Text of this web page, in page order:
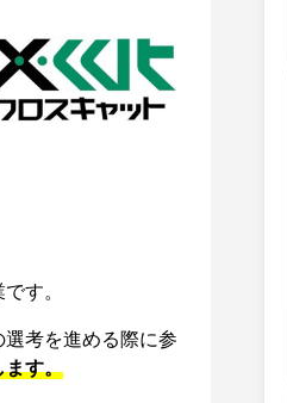
す。
考を進める際に参
ます。